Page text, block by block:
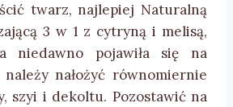
twarz, najlepiej Naturalną
3 w 1 z cytryną i melisą,
niedawno pojawiła się na
nałożyć równomiernie
szyi i dekoltu. Pozostawić na